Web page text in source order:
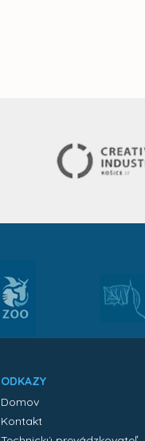
ODKAZY
Domov
Kontakt